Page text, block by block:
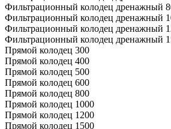
Фильтрационный колодец дренажный
Фильтрационный колодец дренажный
Фильтрационный колодец дренажный
Фильтрационный колодец дренажный
Прямой колодец 300
Прямой колодец 400
Прямой колодец 500
Прямой колодец 600
Прямой колодец 800
Прямой колодец 1000
Прямой колодец 1200
Прямой колодец 1500